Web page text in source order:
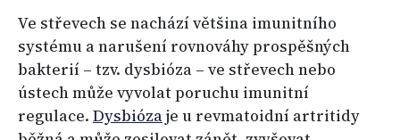
Ve střevech se nachází většina imunitního
systému a narušení rovnováhy prospěšných
bakterií – tzv. dysbióza – ve střevech nebo
ústech může vyvolat poruchu imunitní
regulace. Dysbiózaje u revmatoidní artritidy